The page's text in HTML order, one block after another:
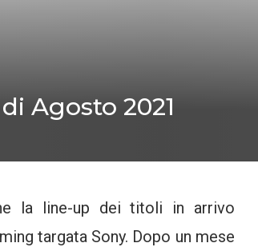
Agosto 2021
la line-up dei titoli in arrivo
targata Sony. Dopo un mese